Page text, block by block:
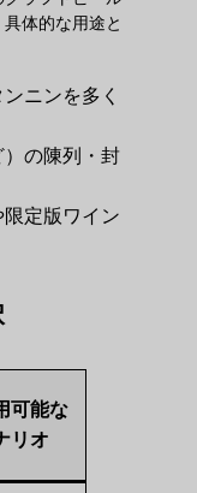
体的な用途と
ニンを多く
の陳列・封
定版ワイン
可能な
リオ